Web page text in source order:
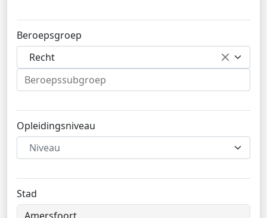
Beroepsgroep
Recht
Opleidingsniveau
Niveau
Stad